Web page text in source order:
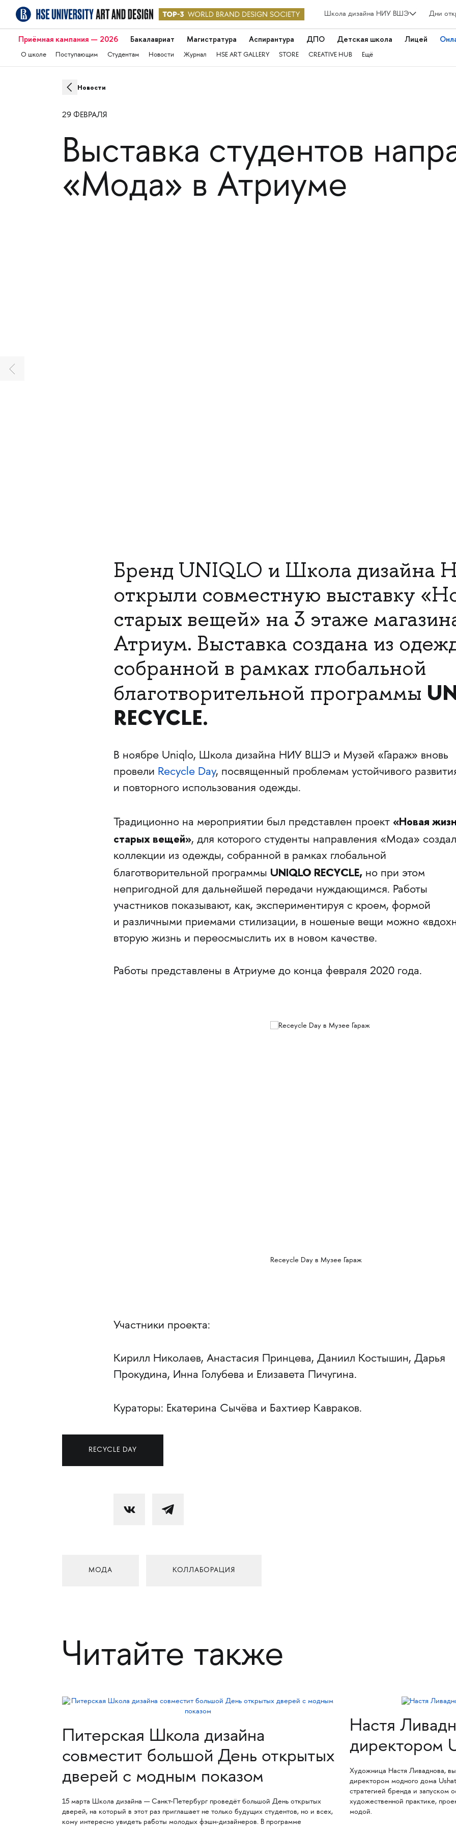
Школа дизайна НИУ ВШЭ Дни
Приёмная кампания — 2026 Бакалавриат Магистратура Аспирантура ДПО Детская школа Лицей
О школе Поступающим Студентам Новости Журнал HSE ART GALLERY STORE CREATIVE HUB Ещё
Новости
29 ФЕВРАЛЯ
Выставка студентов
«Мода» в Атриуме
Бренд UNIQLO и Школа
открыли совместную выставку
старых вещей» на 3 этаже
Атриум. Выставка создана из
собранной в рамках глобальной
благотворительной программы
RECYCLE.
В ноябре Uniqlo, Школа дизайна НИУ ВШЭ и Музей «Гараж» вновь
провели Recycle Day, посвященный проблемам устойчивого
и повторного использования одежды.
Традиционно на мероприятии был представлен проект «Новая
старых вещей», для которого студенты направления «Мода»
коллекции из одежды, собранной в рамках глобальной
благотворительной программы UNIQLO RECYCLE,но при этом
непригодной для дальнейшей передачи нуждающимся. Работы
участников показывают, как, экспериментируя с кроем, формой
и различными приемами стилизации, в ношеные вещи можно
вторую жизнь и переосмыслить их в новом качестве.
Работы представлены в Атриуме до конца февраля 2020 года.
Receycle Day в Музее Гараж
Участники проекта:
Кирилл Николаев, Анастасия Принцева, Даниил Костышин, Дарья
Прокудина, Инна Голубева и Елизавета Пичугина.
Кураторы: Екатерина Сычёва и Бахтиер Кавраков.
RECYCLE DAY
МОДА КОЛЛАБОРАЦИЯ
Читайте также
Питерская Школа дизайна
совместит большой День открытых
дверей с модным показом
15 марта Школа дизайна — Санкт-Петербург проведёт большой День открытых
дверей, на который в этот раз приглашает не только будущих студентов, но и всех,
кому интересно увидеть работы молодых фэшн-дизайнеров. В программе
Настя
директором
Художница Настя Ливаднова,
директором модного дома
стратегией бренда и запуском
художественной практике,
модой.